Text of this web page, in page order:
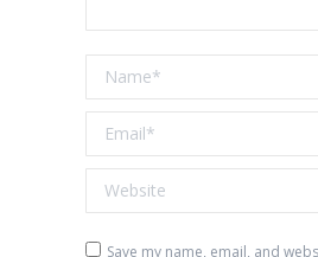
Name *
Email *
Website
Save my name, email, and